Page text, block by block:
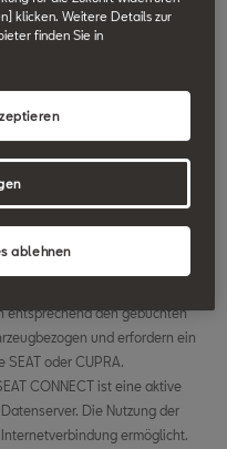
entsprechend den gebuchten
und erfordern ein
oder CUPRA.
CONNECT ist eine aktive
Die Nutzung der
ermöglicht.
klicken. Weitere Details zur
finden Sie in
ablehnen